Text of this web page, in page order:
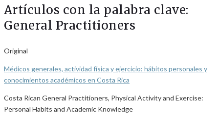
Artículos con la palabra clave:
General Practitioners
Original
Médicos generales, actividad física y ejercicio: hábitos personales y
conocimientos académicos en Costa Rica
Costa Rican General Practitioners, Physical Activity and Exercise:
Personal Habits and Academic Knowledge